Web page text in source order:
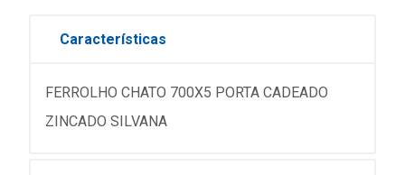
Características
FERROLHO CHATO 700X5 PORTA CADEADO
ZINCADO SILVANA